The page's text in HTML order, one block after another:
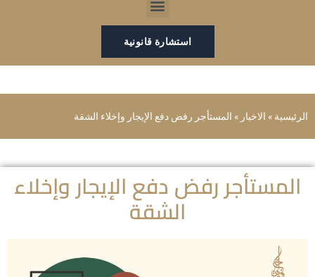
استشارة قانونية
الرئيسية » الاخبار » المستأجر رفض دفع الإيجار وإخلاء الشقة
المستأجر رفض دفع الإيجار وإخلاء
الشقة